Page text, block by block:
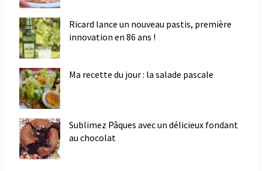
Ricard lance un nouveau pastis, première
innovation en 86 ans !
Ma recette du jour : la salade pascale
Sublimez Pâques avec un délicieux fondant
au chocolat